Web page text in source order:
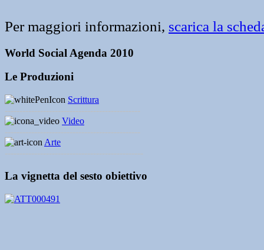
Per maggiori informazioni, scarica la
World Social Agenda 2010
Le Produzioni
Scrittura
----------------------------------------------
Video
----------------------------------------------
Arte
-----------------------------------------------
La vignetta del sesto obiettivo